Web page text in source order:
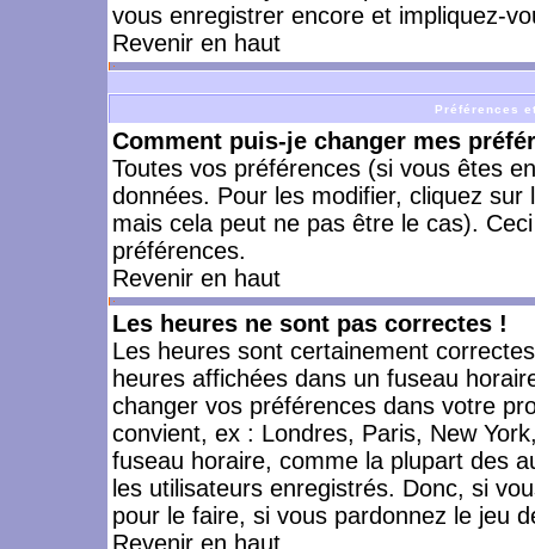
vous enregistrer encore et impliquez-
Revenir en haut
Préférences
Comment puis-je changer mes
Toutes vos préférences (si vous êtes
données. Pour les modifier, cliquez sur
mais cela peut ne pas être le cas).
préférences.
Revenir en haut
Les heures ne sont pas correctes !
Les heures sont certainement
heures affichées dans un fuseau
changer vos préférences dans votre
convient, ex : Londres, Paris, New
fuseau horaire, comme la plupart des
les utilisateurs enregistrés. Donc, si
pour le faire, si vous pardonnez le jeu
Revenir en haut